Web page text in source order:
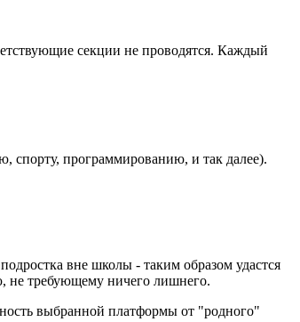
секции не проводятся. Каждый
спорту, программированию, и так далее).
вне школы - таким образом удастся
не требующему ничего лишнего.
выбранной платформы от "родного"